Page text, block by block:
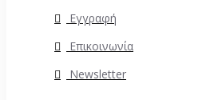
Εγγραφή
Επικοινωνία
Newsletter